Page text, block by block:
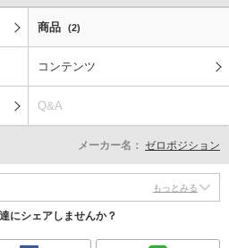
商品 (2)
コンテンツ
Q&A
メーカー名： ゼロポジション
もっとみる
にシェアしませんか？